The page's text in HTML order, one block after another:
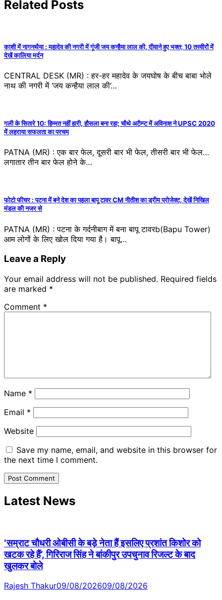
Related Posts
काशी में नागनथैया : महादेव की नगरी में गूंजी जय कन्हैया लाल की, दीवाने हुए भक्त; 10 तस्वीरों में
देखें कालिया मर्दन
CENTRAL DESK (MR) : हर-हर महादेव के जयघोष के बीच बाबा भोले
नाथ की नगरी में ‘जय कन्हैया लाल की’…
गली के सितारे 10: हिम्मत नहीं हारी, हौसला बना रहा; चौथे अटैम्प्ट में अविनाश ने UPSC 2020
में लहराया सफलता का परचम
PATNA (MR) : एक बार फेल, दूसरी बार भी फेल, तीसरी बार भी फेल…
लगातार तीन बार फेल होने के…
फोटो फीचर : पटना में बने देश का पहला बापू टावर CM नीतीश का ड्रीम प्रोजेक्ट, देखें निखिल
मंडल की नजर से
PATNA (MR) : पटना के गर्दनीबाग में बना बापू टावरb(Bapu Tower)
आम लोगों के लिए खोल दिया गया है। बापू…
Leave a Reply
Your email address will not be published. Required fields
are marked *
Comment *
Name *
Email *
Website
Save my name, email, and website in this browser for
the next time I comment.
Latest News
‘सम्राट चौधरी ओबीसी के बड़े नेता हैं इसलिए प्रशांत किशोर को
खटक रहे हैं’, गिरिराज सिंह ने बांकीपुर उपचुनाव रिजल्ट के बाद
खुलकर बोले
Rajesh Thakur09/08/202609/08/2026